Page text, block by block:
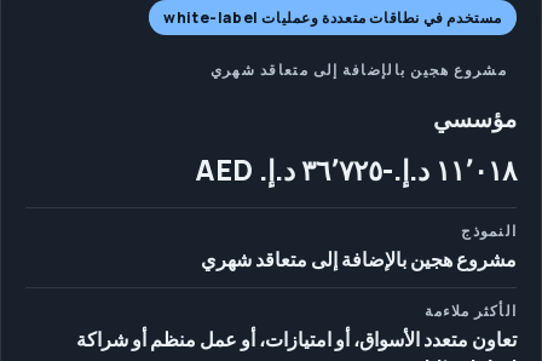
مستخدم في نطاقات متعددة وعمليات white-label
مشروع هجين بالإضافة إلى متعاقد شهري
مؤسسي
النموذج
مشروع هجين بالإضافة إلى متعاقد شهري
الأكثر ملاءمة
تعاون متعدد الأسواق، أو امتيازات، أو عمل منظم أو شراكة